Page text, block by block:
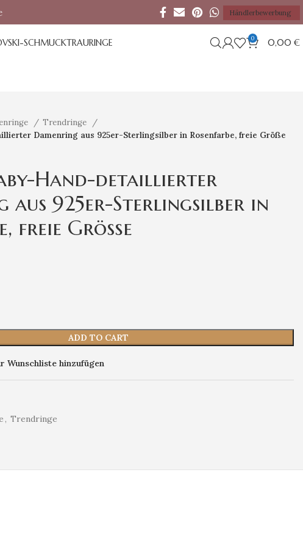
Händlerbewerbung
SCHMUCKTRAURINGE 0 0,00 €
Trendringe
Damenring aus 925er-Sterlingsilber in Rosenfarbe, freie Größe
Hand-detaillierter
aus 925er-Sterlingsilber in
freie Größe
ADD TO CART
Wunschliste hinzufügen
, Trendringe